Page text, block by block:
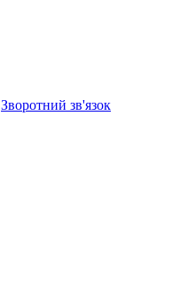
Зворотний зв'язок